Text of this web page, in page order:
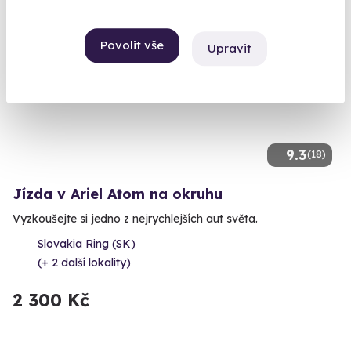
Povolit vše Upravit
9.3(18)
Volný termín už 07. 08. 2026
Jízda v Ariel Atom na okruhu
Vyzkoušejte si jedno z nejrychlejších aut světa.
Slovakia Ring (SK)
(+ 2 další lokality)
2 300 Kč